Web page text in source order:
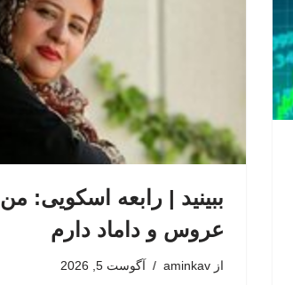
ببینید | رابعه اسکویی: من
عروس و داماد دارم
از aminkav آگوست 5, 2026